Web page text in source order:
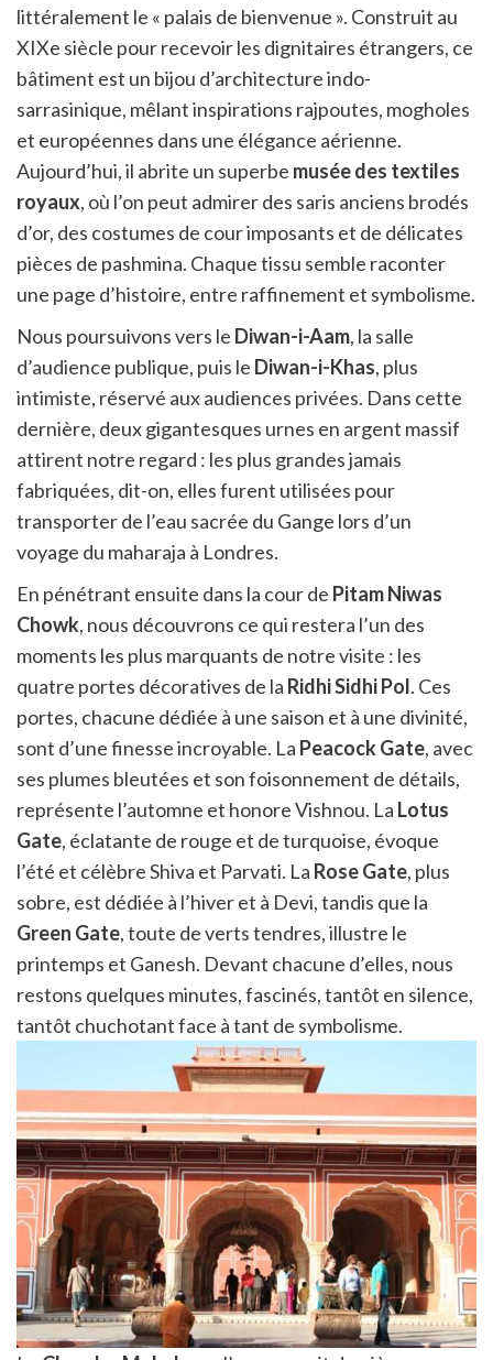
littéralement le « palais de bienvenue ». Construit au
XIXe siècle pour recevoir les dignitaires étrangers, ce
bâtiment est un bijou d’architecture indo-
sarrasinique, mêlant inspirations rajpoutes, mogholes
et européennes dans une élégance aérienne.
Aujourd’hui, il abrite un superbe musée des textiles
royaux, où l’on peut admirer des saris anciens brodés
d’or, des costumes de cour imposants et de délicates
pièces de pashmina. Chaque tissu semble raconter
une page d’histoire, entre raffinement et symbolisme.
Nous poursuivons vers le Diwan-i-Aam, la salle
d’audience publique, puis le Diwan-i-Khas, plus
intimiste, réservé aux audiences privées. Dans cette
dernière, deux gigantesques urnes en argent massif
attirent notre regard : les plus grandes jamais
fabriquées, dit-on, elles furent utilisées pour
transporter de l’eau sacrée du Gange lors d’un
voyage du maharaja à Londres.
En pénétrant ensuite dans la cour de Pitam Niwas
Chowk, nous découvrons ce qui restera l’un des
moments les plus marquants de notre visite : les
quatre portes décoratives de la Ridhi Sidhi Pol. Ces
portes, chacune dédiée à une saison et à une divinité,
sont d’une finesse incroyable. La Peacock Gate, avec
ses plumes bleutées et son foisonnement de détails,
représente l’automne et honore Vishnou. La Lotus
Gate, éclatante de rouge et de turquoise, évoque
l’été et célèbre Shiva et Parvati. La Rose Gate, plus
sobre, est dédiée à l’hiver et à Devi, tandis que la
Green Gate, toute de verts tendres, illustre le
printemps et Ganesh. Devant chacune d’elles, nous
restons quelques minutes, fascinés, tantôt en silence,
tantôt chuchotant face à tant de symbolisme.